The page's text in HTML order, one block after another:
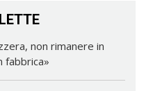
non rimanere in
fabbrica»